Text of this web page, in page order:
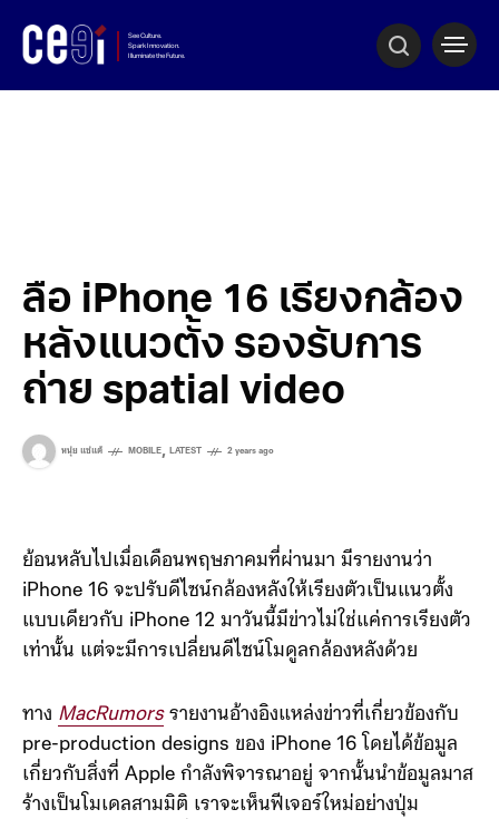
ลือ iPhone 16 เรียงกล้อง
หลังแนวตั้ง รองรับการ
ถ่าย spatial video
หนุ่ย แซ่แต้ MOBILE, LATEST 2 years ago
ย้อนหลับไปเมื่อเดือนพฤษภาคมที่ผ่านมา มีรายงานว่า
iPhone 16 จะปรับดีไซน์กล้องหลังให้เรียงตัวเป็นแนวตั้ง
แบบเดียวกับ iPhone 12 มาวันนี้มีข่าวไม่ใช่แค่การเรียงตัว
เท่านั้น แต่จะมีการเปลี่ยนดีไซน์โมดูลกล้องหลังด้วย
ทาง MacRumorsรายงานอ้างอิงแหล่งข่าวที่เกี่ยวข้องกับ
pre-production designs ของ ‌iPhone 16‌ โดยได้ข้อมูล
เกี่ยวกับสิ่งที่ Apple กำลังพิจารณาอยู่ จากนั้นนำข้อมูลมาส
ร้างเป็นโมเดลสามมิติ เราจะเห็นฟีเจอร์ใหม่อย่างปุ่ม